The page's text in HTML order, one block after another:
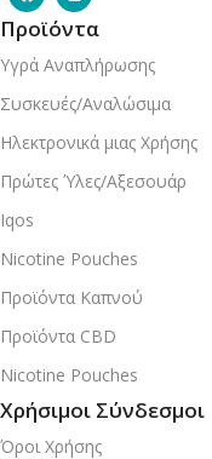
Προϊόντα
Υγρά Αναπλήρωσης
Συσκευές/Αναλώσιμα
Ηλεκτρονικά μιας Χρήσης
Πρώτες Ύλες/Αξεσουάρ
Iqos
Nicotine Pouches
Προϊόντα Καπνού
Προϊόντα CBD
Nicotine Pouches
Χρήσιμοι Σύνδεσμοι
Όροι Χρήσης